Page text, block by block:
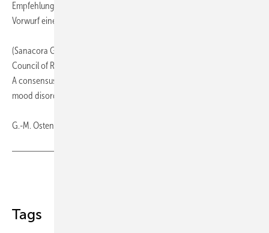
Empfehlungen bei Komplikationen im Verlauf der Therapie zum
Vorwurf eines Behandlungsfehlers führen kann.
(Sanacora G, Frye MA, et al.: American Psychiatric Association (APA)
Council of Research Task Force on Novel Biomarkers and Treatments.
A consensus statement on the use of ketamine in the treatment of
mood disorders. JAMA Psychiatry 2017; 74 (4): 399–405)
G.-M. Ostendorf, Wiesbaden
Tags